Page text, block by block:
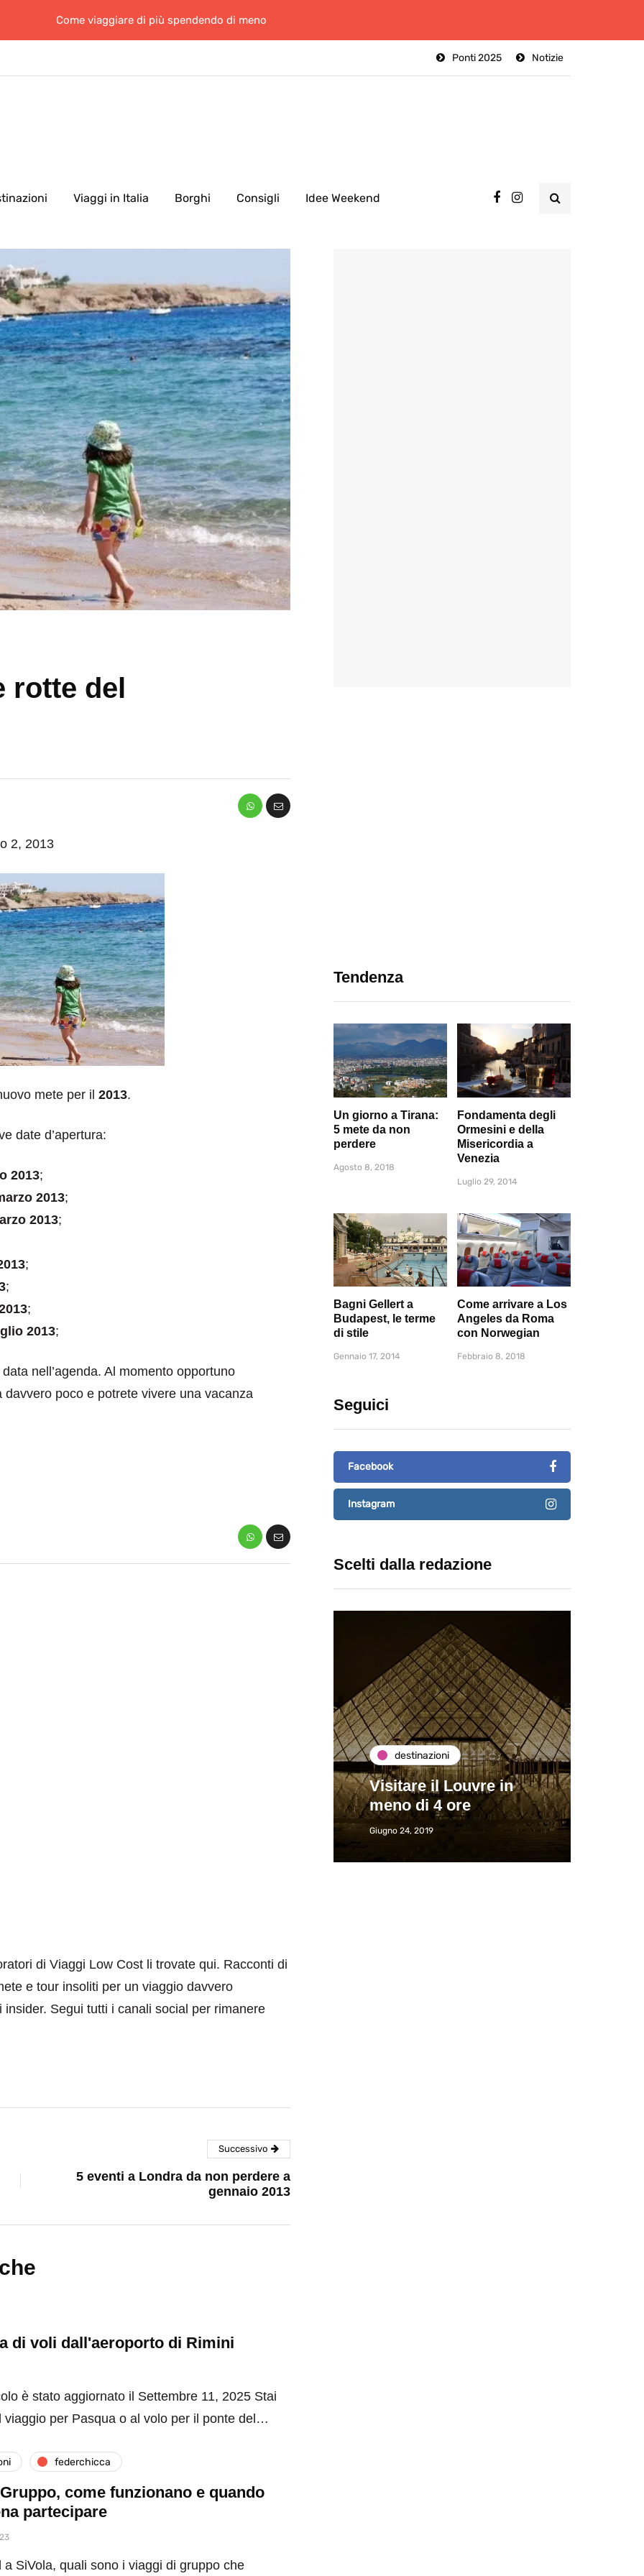
Come viaggiare di più spendendo di meno
Notizie
Ponti 2025
Viaggi in Italia Borghi Consigli Idee Weekend
rotte del
2, 2013
mete per il 2013.
date d’apertura:
2013;
2013;
2013;
;
;
;
2013;
nell’agenda. Al momento opportuno
poco e potrete vivere una vacanza
Tendenza
Un giorno a Tirana:
5 mete da non
perdere
Agosto 8, 2018
Fondamenta degli
Ormesini e della
Misericordia a
Venezia
Luglio 29, 2014
Bagni Gellert a
Budapest, le terme
di stile
Gennaio 17, 2014
Come arrivare a Los
Angeles da Roma
con Norwegian
Febbraio 8, 2018
Seguici
Facebook
Instagram
Scelti dalla redazione
destinazioni
Visitare il Louvre in
meno di 4 ore
Giugno 24, 2019
di Viaggi Low Cost li trovate qui. Racconti di
e tour insoliti per un viaggio davvero
Segui tutti i canali social per rimanere
Successivo
5 eventi a Londra da non perdere a
gennaio 2013
di voli dall'aeroporto di Rimini
è stato aggiornato il Settembre 11, 2025 Stai
viaggio per Pasqua o al volo per il ponte del…
federchicca
come funzionano e quando
partecipare
a SiVola, quali sono i viaggi di gruppo che